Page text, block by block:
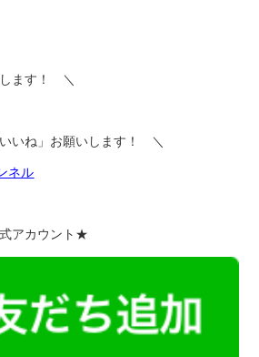
ます！ ＼
いね」お願いします！ ＼
ネル
アカウント★